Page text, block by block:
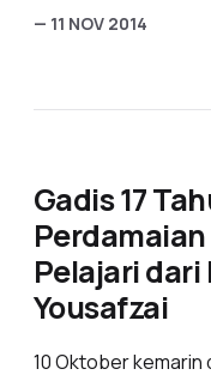
— 11 NOV 2014
Gadis 17
Pelajari dari
Yousafzai
10 Oktober